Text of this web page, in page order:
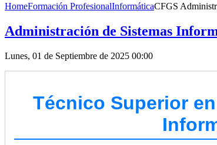
HomeFormación ProfesionalInformáticaCFGS
Administración de Sistemas
Lunes, 01 de Septiembre de 2025 00:00
Técnico Superior